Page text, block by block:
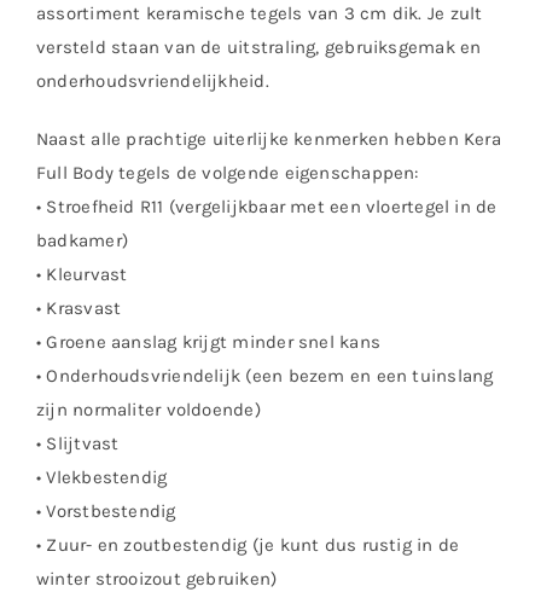
assortiment keramische tegels van 3 cm dik. Je zult
versteld staan van de uitstraling, gebruiksgemak en
onderhoudsvriendelijkheid.
Naast alle prachtige uiterlijke kenmerken hebben Kera
Full Body tegels de volgende eigenschappen:
• Stroefheid R11 (vergelijkbaar met een vloertegel in de
badkamer)
• Kleurvast
• Krasvast
• Groene aanslag krijgt minder snel kans
• Onderhoudsvriendelijk (een bezem en een tuinslang
zijn normaliter voldoende)
• Slijtvast
• Vlekbestendig
• Vorstbestendig
• Zuur- en zoutbestendig (je kunt dus rustig in de
winter strooizout gebruiken)